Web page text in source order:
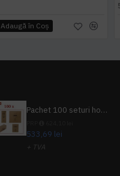
Adaugă în Coş
Pachet 100 seturi hoteliere, set dentar, set barbierit, casca de dus, pila unghii, set cusut
533,69 lei
+ TVA